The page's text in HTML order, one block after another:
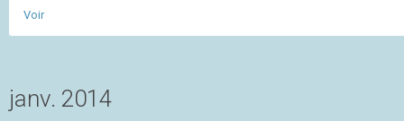
Voir
janv. 2014